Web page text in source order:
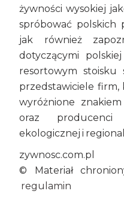
żywności wysokiej
spróbować polskich
jak również
dotyczącymi
resortowym stoisku
przedstawiciele firm,
wyróżnione
oraz producenci
ekologicznej i
zywnosc.com.pl
© Materiał
regulamin